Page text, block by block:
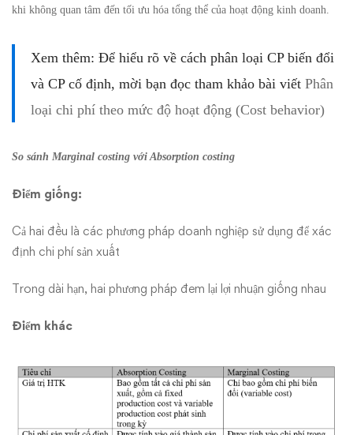
khi không quan tâm đến tối ưu hóa tổng thể của hoạt động kinh doanh.
Xem thêm: Để hiểu rõ về cách phân loại CP biến đổi
và CP cố định, mời bạn đọc tham khảo bài viết Phân
loại chi phí theo mức độ hoạt động (Cost behavior)
So sánh Marginal costing với Absorption costing
Điểm giống:
Cả hai đều là các phương pháp doanh nghiệp sử dụng để xác
định chi phí sản xuất
Trong dài hạn, hai phương pháp đem lại lợi nhuận giống nhau
Điểm khác